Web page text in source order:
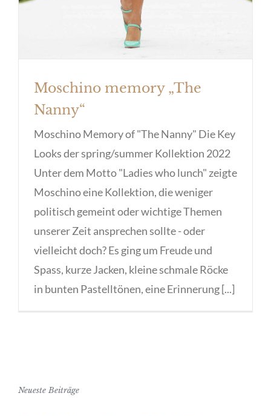
Moschino memory „The
Nanny“
Moschino Memory of "The Nanny" Die Key
Looks der spring/summer Kollektion 2022
Unter dem Motto "Ladies who lunch" zeigte
Moschino eine Kollektion, die weniger
politisch gemeint oder wichtige Themen
unserer Zeit ansprechen sollte - oder
vielleicht doch? Es ging um Freude und
Spass, kurze Jacken, kleine schmale Röcke
in bunten Pastelltönen, eine Erinnerung [...]
Neueste Beiträge